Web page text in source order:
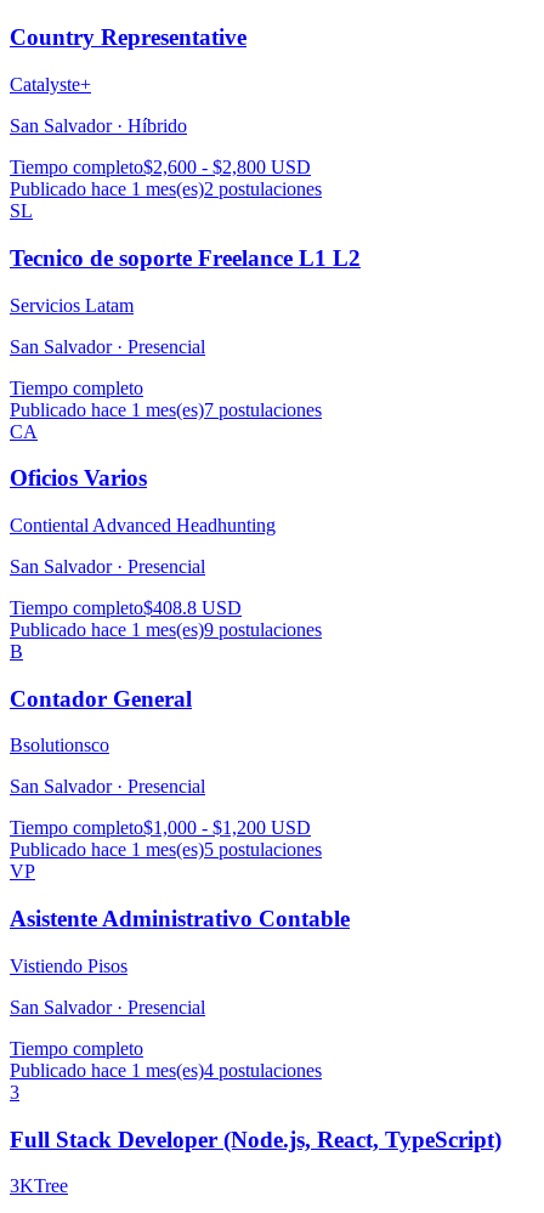
Country Representative
Catalyste+
San Salvador · Híbrido
Tiempo completo$2,600 - $2,800 USD
Publicado hace 1 mes(es)2 postulaciones
SL
Tecnico de soporte Freelance L1 L2
Servicios Latam
San Salvador · Presencial
Tiempo completo
Publicado hace 1 mes(es)7 postulaciones
CA
Oficios Varios
Contiental Advanced Headhunting
San Salvador · Presencial
Tiempo completo$408.8 USD
Publicado hace 1 mes(es)9 postulaciones
B
Contador General
Bsolutionsco
San Salvador · Presencial
Tiempo completo$1,000 - $1,200 USD
Publicado hace 1 mes(es)5 postulaciones
VP
Asistente Administrativo Contable
Vistiendo Pisos
San Salvador · Presencial
Tiempo completo
Publicado hace 1 mes(es)4 postulaciones
3
Full Stack Developer (Node.js, React, TypeScript)
3KTree